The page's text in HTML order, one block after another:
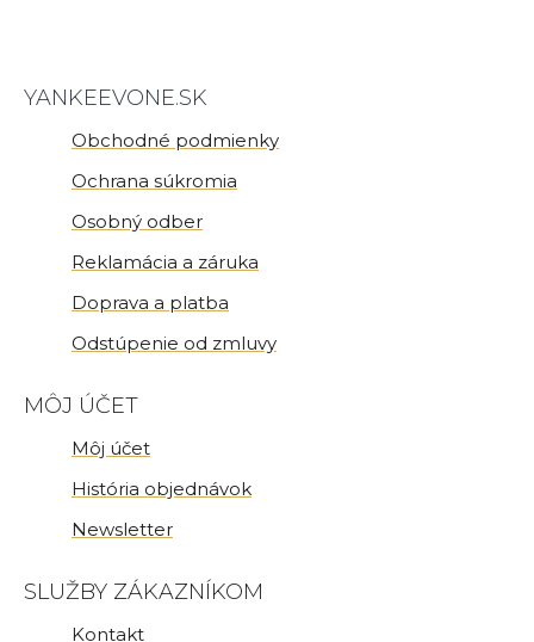
YANKEEVONE.SK
Obchodné podmienky
Ochrana súkromia
Osobný odber
Reklamácia a záruka
Doprava a platba
Odstúpenie od zmluvy
MÔJ ÚČET
Môj účet
História objednávok
Newsletter
SLUŽBY ZÁKAZNÍKOM
Kontakt